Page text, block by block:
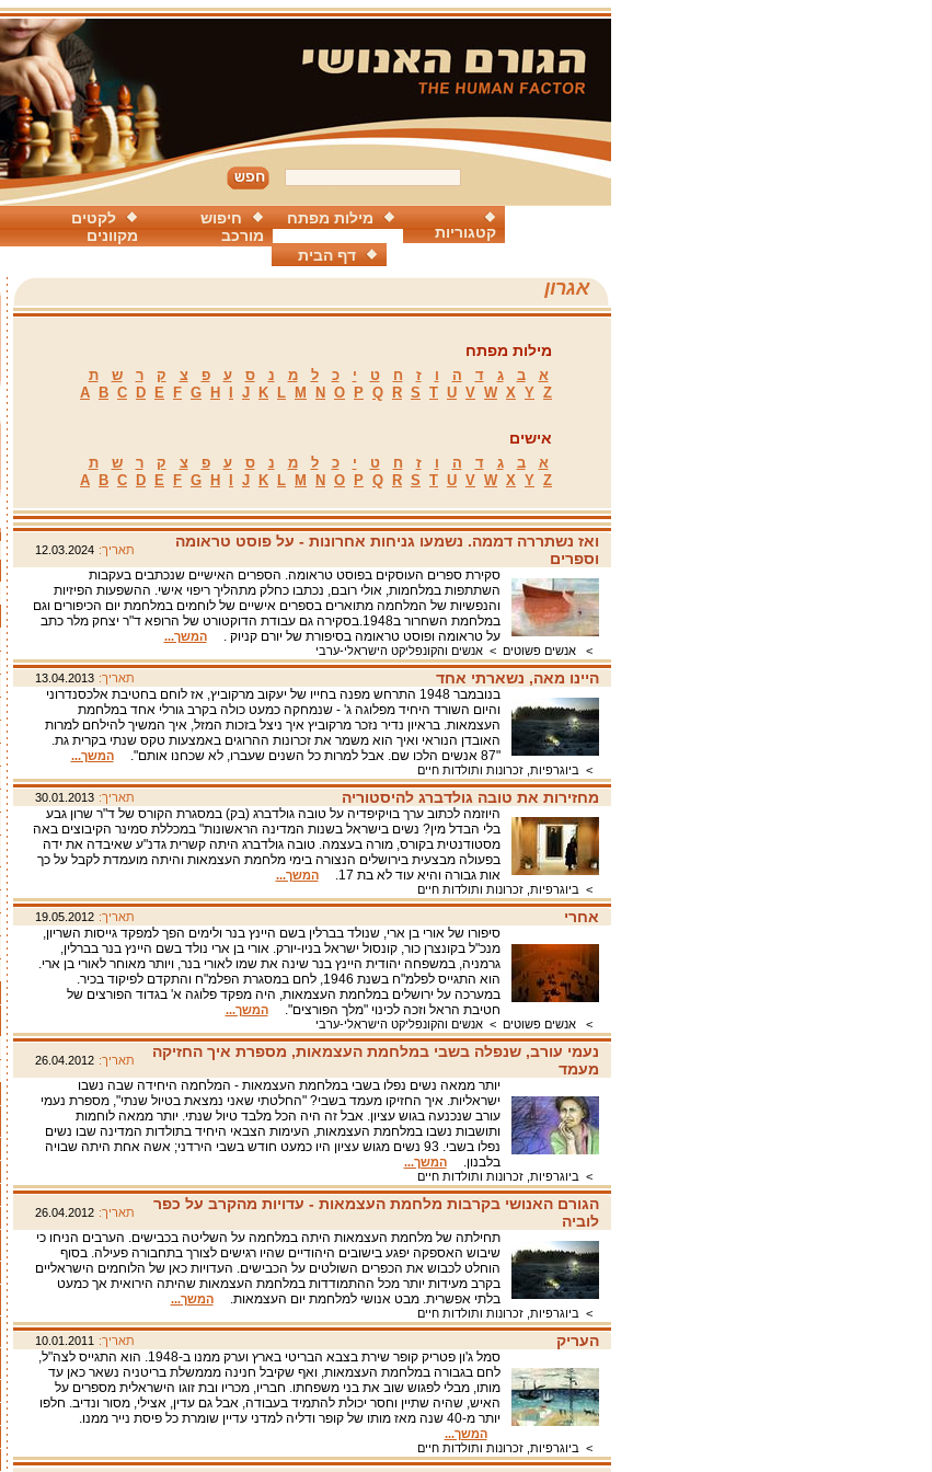
לקטים
מקוונים
חיפוש
מורכב
מילות מפתח
קטגוריות
דף הבית
אגרון
מילות מפתח
א ב ג ד ה ו ז ח ט י כ ל מ נ ס ע פ צ ק ר ש
ת
A
B C D E F G H J K L M N O P Q R S T U V W X Y Z
אישים
א ב ג ד ה ו ז ח ט י כ ל מ נ ס ע פ צ ק ר ש
ת
A
B C D E F G H J K L M N O P Q R S T U V W X Y Z
ואז נשתררה דממה. נשמעו גניחות אחרונות - על פוסט טראומה
וספרים
תאריך: 12.03.2024
סקירת ספרים העוסקים בפוסט טראומה. הספרים האישיים שנכתבים בעקבות
השתתפות במלחמות, אולי רובם, נכתבו כחלק מתהליך ריפוי אישי. ההשפעות הפיזיות
והנפשיות של המלחמה מתוארים בספרים אישיים של לוחמים במלחמת יום הכיפורים וגם
במלחמת השחרור ב1948.בסקירה גם עבודת הדוקטורט של הרופא ד"ר יצחק מלר כתב
על טראומה ופוסט טראומה בסיפורת של יורם קניוק .המשך...
>
אנשים פשוטים >אנשים והקונפליקט הישראלי-ערבי
היינו מאה, נשארתי אחד תאריך: 13.04.2013
בנובמבר 1948 התרחש מפנה בחייו של יעקוב מרקוביץ, אז לוחם בחטיבת אלכסנדרוני
והיום השורד היחיד מפלוגה ג' - שנמחקה כמעט כולה בקרב גורלי אחד במלחמת
העצמאות. בראיון נדיר נזכר מרקוביץ איך ניצל בזכות המזל, איך המשיך להילחם למרות
האובדן הנוראי ואיך הוא משמר את זכרונות ההרוגים באמצעות טקס שנתי בקרית גת.
"87 אנשים הלכו שם. אבל למרות כל השנים שעברו, לא שכחנו אותם".
המשך...
> ביוגרפיות, זכרונות ותולדות חיים
מחזירות את טובה גולדברג להיסטוריה תאריך: 30.01.2013
היוזמה לכתוב ערך בויקיפדיה על טובה גולדברג (בק) במסגרת הקורס של ד"ר שרון גבע
בלי הבדל מין? נשים בישראל בשנות המדינה הראשונות" במכללת סמינר הקיבוצים באה
מסטודנטית בקורס, מורה בעצמה. טובה גולדברג היתה קשרית גדנ"ע שאיבדה את ידה
בפעולה מבצעית בירושלים הנצורה בימי מלחמת העצמאות והיתה מועמדת לקבל על כך
אות גבורה והיא עוד לא בת 17.
המשך...
> ביוגרפיות, זכרונות ותולדות חיים
אחרי תאריך: 19.05.2012
סיפורו של אורי בן ארי, שנולד בברלין בשם היינץ בנר ולימים הפך למפקד גייסות השריון,
מנכ"ל בקונצרן כור, קונסול ישראל בניו-יורק. אורי בן ארי נולד בשם היינץ בנר בברלין,
גרמניה, במשפחה יהודית היינץ בנר שינה את שמו לאורי בנר, ויותר מאוחר לאורי בן ארי.
הוא התגייס לפלמ"ח בשנת 1946, לחם במסגרת הפלמ"ח והתקדם לפיקוד בכיר.
במערכה על ירושלים במלחמת העצמאות, היה מפקד פלוגה א' בגדוד הפורצים של
חטיבת הראל וזכה לכינוי "מלך הפורצים".המשך...
>
אנשים פשוטים >אנשים והקונפליקט הישראלי-ערבי
נעמי עורב, שנפלה בשבי במלחמת העצמאות, מספרת איך החזיקה
מעמד
תאריך: 26.04.2012
יותר ממאה נשים נפלו בשבי במלחמת העצמאות - המלחמה היחידה שבה נשבו
ישראליות. איך החזיקו מעמד בשבי? "החלטתי שאני נמצאת בטיול שנתי", מספרת נעמי
עורב שנכנעה בגוש עציון. אבל זה היה הכל מלבד טיול שנתי. יותר ממאה לוחמות
ותושבות נשבו במלחמת העצמאות, העימות הצבאי היחיד בתולדות המדינה שבו נשים
נפלו בשבי. 93 נשים מגוש עציון היו כמעט חודש בשבי הירדני; אשה אחת היתה שבויה
בלבנון.המשך...
> ביוגרפיות, זכרונות ותולדות חיים
הגורם האנושי בקרבות מלחמת העצמאות - עדויות מהקרב על כפר
לוביה
תאריך: 26.04.2012
תחילתה של מלחמת העצמאות היתה במלחמה על השליטה בכבישים. הערבים הניחו כי
שיבוש האספקה יפגע בישובים היהודיים שהיו רגישים לצורך בתחבורה פעילה. בסוף
הוחלט לכבוש את הכפרים השולטים על הכבישים. העדויות כאן של הלוחמים הישראליים
בקרב מעידות יותר מכל ההתמודדות במלחמת העצמאות שהיתה הירואית אך כמעט
בלתי אפשרית. מבט אנושי למלחמת יום העצמאות.המשך...
> ביוגרפיות, זכרונות ותולדות חיים
העריק תאריך: 10.01.2011
סמל ג'ון פטריק קופר שירת בצבא הבריטי בארץ וערק ממנו ב-1948. הוא התגייס לצה"ל,
לחם בגבורה במלחמת העצמאות, ואף שקיבל חנינה מממשלת בריטניה נשאר כאן עד
מותו, מבלי לפגוש שוב את בני משפחתו. חבריו, מכריו ובת זוגו הישראלית מספרים על
האיש, שהיה שתיין וחסר יכולת להתמיד בעבודה, אבל גם עדין, אצילי, מסור ונדיב. חלפו
יותר מ-40 שנה מאז מותו של קופר ודליה למדני עדיין שומרת כל פיסת נייר ממנו.
המשך...
> ביוגרפיות, זכרונות ותולדות חיים